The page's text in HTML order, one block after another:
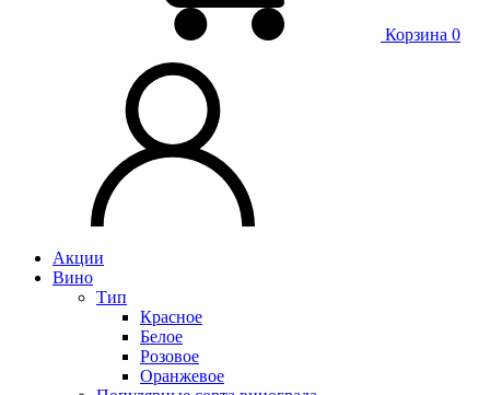
Корзина 0
Акции
Вино
Тип
Красное
Белое
Розовое
Оранжевое